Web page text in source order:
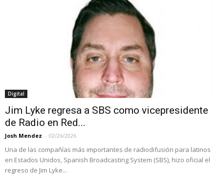
Digital
Jim Lyke regresa a SBS como vicepresidente
de Radio en Red...
Josh Mendez - 02/26/2026
Una de las compañías más importantes de radiodifusión para latinos
en Estados Unidos, Spanish Broadcasting System (SBS), hizo oficial el
regreso de Jim Lyke...